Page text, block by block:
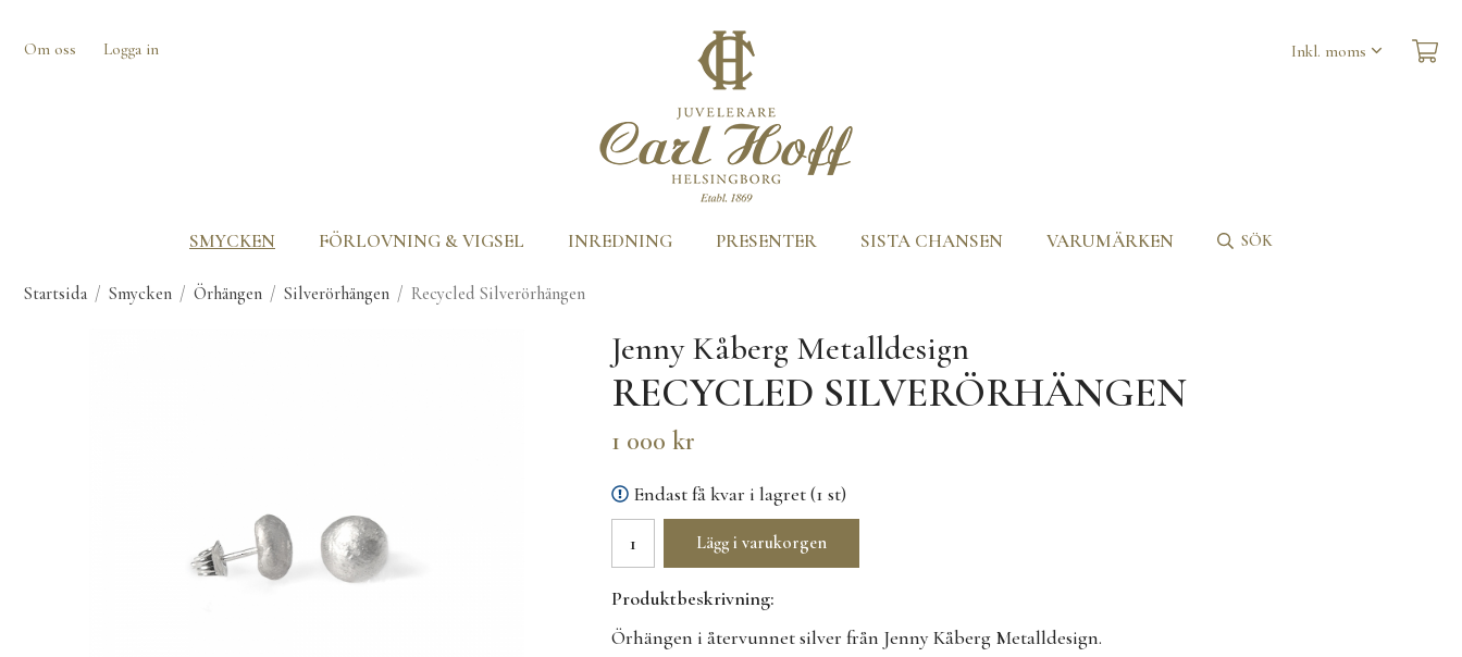
Om oss Logga in
SMYCKEN FÖRLOVNING & VIGSEL INREDNING PRESENTER SISTA CHANSEN VARUMÄRKEN SÖK
Startsida / Smycken / Örhängen / Silverörhängen / Recycled Silverörhängen
Jenny Kåberg Metalldesign
RECYCLED SILVERÖRHÄNGEN
1 000 kr
Endast få kvar i lagret (1 st)
Lägg i varukorgen
Produktbeskrivning:
Örhängen i återvunnet silver från Jenny Kåberg Metalldesign.